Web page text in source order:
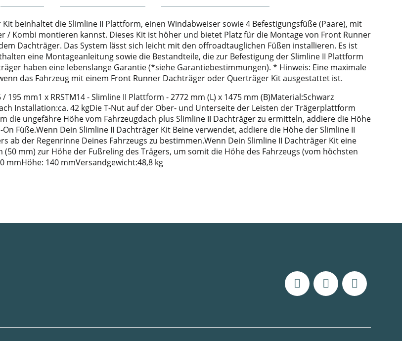
beinhaltet die Slimline II Plattform, einen Windabweiser sowie 4 Befestigungsfüße (Paare), mit
/ Kombi montieren kannst. Dieses Kit ist höher und bietet Platz für die Montage von Front Runner
Dachträger. Das System lässt sich leicht mit den offroadtauglichen Füßen installieren. Es ist
eine Montageanleitung sowie die Bestandteile, die zur Befestigung der Slimline II Plattform
haben eine lebenslange Garantie (*siehe Garantiebestimmungen). * Hinweis: Eine maximale
das Fahrzeug mit einem Front Runner Dachträger oder Querträger Kit ausgestattet ist.
mm1 x RRSTM14 - Slimline II Plattform - 2772 mm (L) x 1475 mm (B)Material:Schwarz
Installation:ca. 42 kgDie T-Nut auf der Ober- und Unterseite der Leisten der Trägerplattform
die ungefähre Höhe vom Fahrzeugdach plus Slimline II Dachträger zu ermitteln, addiere die Höhe
Füße.Wenn Dein Slimline II Dachträger Kit Beine verwendet, addiere die Höhe der Slimline II
ab der Regenrinne Deines Fahrzeugs zu bestimmen.Wenn Dein Slimline II Dachträger Kit eine
mm) zur Höhe der Fußreling des Trägers, um somit die Höhe des Fahrzeugs (vom höchsten
mmHöhe: 140 mmVersandgewicht:48,8 kg